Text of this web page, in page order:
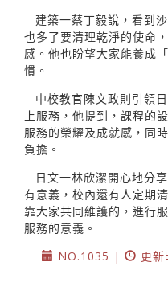
建築一蔡丁毅說，看到
也多了要清理乾淨的使命
感。他也盼望大家能養成
慣。
中校教官陳文政則引領
上服務，他提到，課程的
服務的榮耀及成就感，同
負擔。
日文一林欣潔開心地分
有意義，校內還有人定期
靠大家共同維護的，進行
服務的意義。
NO.1035 |
更